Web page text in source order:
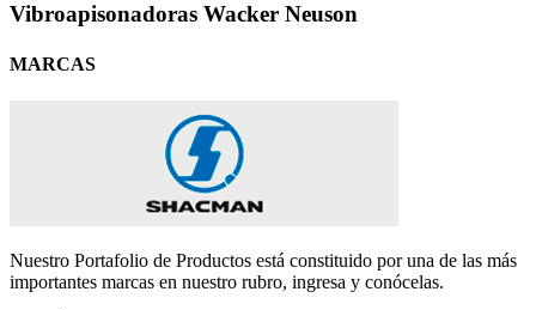
Vibroapisonadoras Wacker Neuson
MARCAS
Nuestro Portafolio de Productos está constituido por una de las más
importantes marcas en nuestro rubro, ingresa y conócelas.